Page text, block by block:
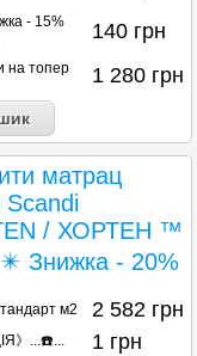
- 15%
140 грн
на топер
1 280 грн
матрац
Scandi
/ ХОРТЕН ™
Знижка - 20%
м2 2 582 грн
》...☎️... 1 грн